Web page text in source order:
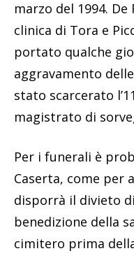
marzo del 1994.
clinica di Tora e
portato qualche
aggravamento
stato scarcerato
magistrato di
Per i funerali è
Caserta, come per
disporrà il divieto
benedizione della
cimitero prima